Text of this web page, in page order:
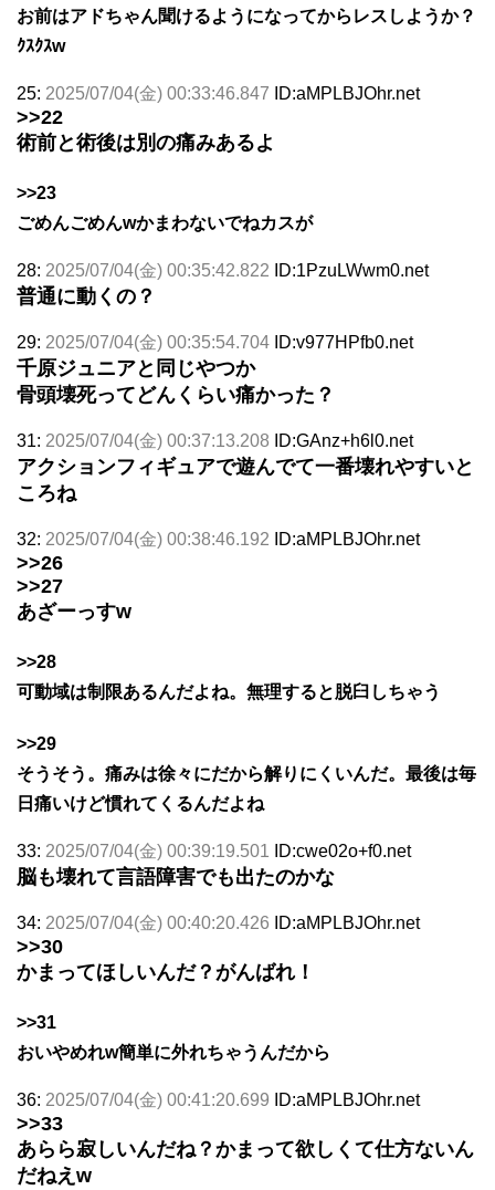
お前はアドちゃん聞けるようになってからレスしようか？
ｸｽｸｽw
25: 2025/07/04(金) 00:33:46.847 ID:aMPLBJOhr.net
>>22
術前と術後は別の痛みあるよ
>>23
ごめんごめんwかまわないでねカスが
28: 2025/07/04(金) 00:35:42.822 ID:1PzuLWwm0.net
普通に動くの？
29: 2025/07/04(金) 00:35:54.704 ID:v977HPfb0.net
千原ジュニアと同じやつか
骨頭壊死ってどんくらい痛かった？
31: 2025/07/04(金) 00:37:13.208 ID:GAnz+h6l0.net
アクションフィギュアで遊んでて一番壊れやすいと
ころね
32: 2025/07/04(金) 00:38:46.192 ID:aMPLBJOhr.net
>>26
>>27
あざーっすw
>>28
可動域は制限あるんだよね。無理すると脱臼しちゃう
>>29
そうそう。痛みは徐々にだから解りにくいんだ。最後は毎
日痛いけど慣れてくるんだよね
33: 2025/07/04(金) 00:39:19.501 ID:cwe02o+f0.net
脳も壊れて言語障害でも出たのかな
34: 2025/07/04(金) 00:40:20.426 ID:aMPLBJOhr.net
>>30
かまってほしいんだ？がんばれ！
>>31
おいやめれw簡単に外れちゃうんだから
36: 2025/07/04(金) 00:41:20.699 ID:aMPLBJOhr.net
>>33
あらら寂しいんだね？かまって欲しくて仕方ないん
だねえw